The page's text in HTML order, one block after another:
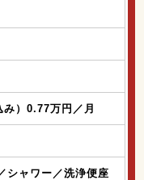
）0.77万円／月
シャワー／洗浄便座